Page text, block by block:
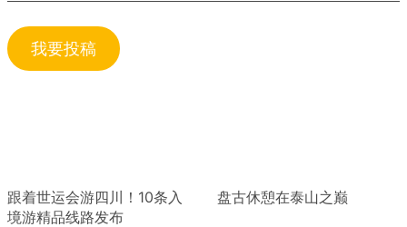
我要投稿
跟着世运会游四川！10条入
境游精品线路发布
盘古休憩在泰山之巅